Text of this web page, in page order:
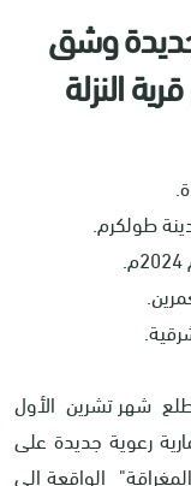
جديدة وشق
النزلة
طولكرم.
شهر تشرين الأول
رعوية جديدة على
الواقعة الى